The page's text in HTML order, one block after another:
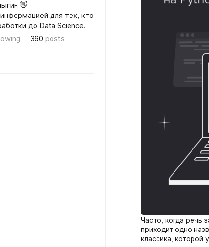
👋
для тех, кто
до Data Science.
360 posts
Часто, когда речь
приходит одно
классика, которой